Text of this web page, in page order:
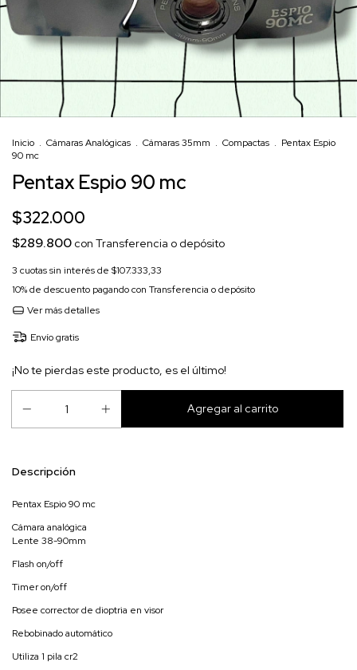
Inicio . Cámaras Analógicas . Cámaras 35mm . Compactas . Pentax Espio
90 mc
Pentax Espio 90 mc
$322.000
$289.800 con Transferencia o depósito
3 cuotas sin interés de $107.333,33
10% de descuento pagando con Transferencia o depósito
Ver más detalles
Envío gratis
¡No te pierdas este producto, es el último!
Descripción
Pentax Espio 90 mc
Cámara analógica
Lente 38-90mm
Flash on/off
Timer on/off
Posee corrector de dioptria en visor
Rebobinado automático
Utiliza 1 pila cr2